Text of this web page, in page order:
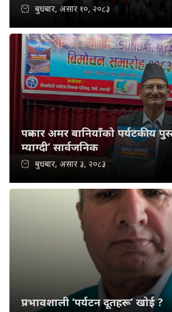
बुधबार, असार १०, २०८३
पत्रकार अमर बानियाँको पर्यटकीय
म्याग्दी’ सार्वजनिक
बुधबार, असार ३, २०८३
प्रभावशाली ‘पर्यटन दूतहरू’ खोई ?